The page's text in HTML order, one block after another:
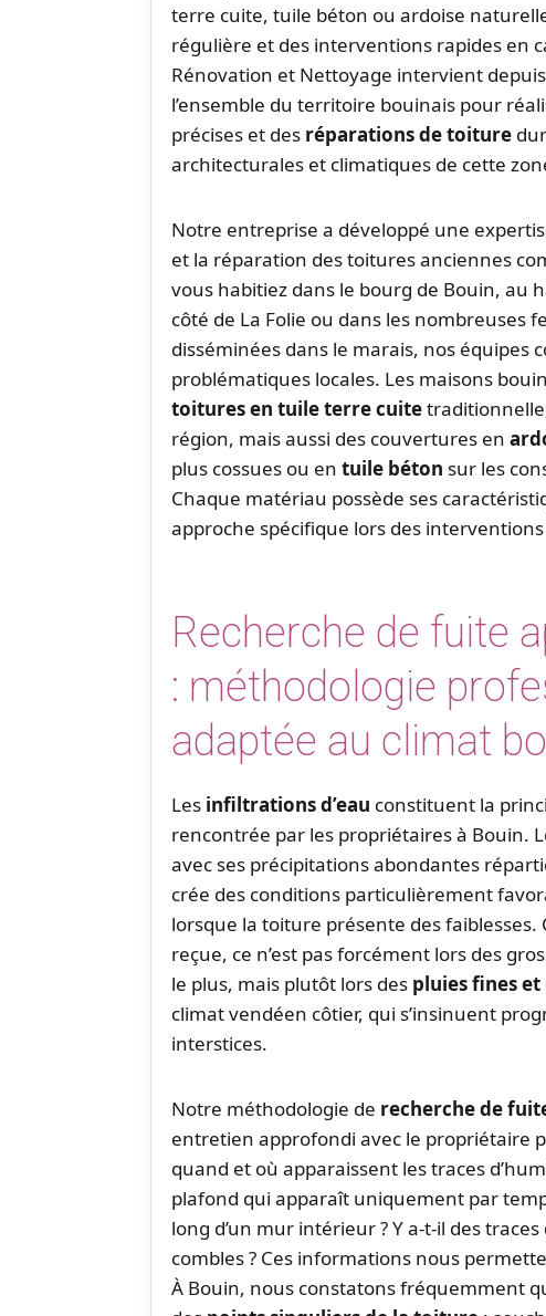
terre cuite, tuile béton ou ardoise
régulière et des interventions rapides en
Rénovation et Nettoyage intervient
l’ensemble du territoire bouinais pour
précises et des réparations de toiture
architecturales et climatiques de cette
Notre entreprise a développé une
et la réparation des toitures anciennes
vous habitiez dans le bourg de Bouin, au
côté de La Folie ou dans les nombreuses
disséminées dans le marais, nos équipes
problématiques locales. Les maisons
toitures en tuile terre cuite
région, mais aussi des couvertures en
plus cossues ou en tuile béton sur les
Chaque matériau possède ses
approche spécifique lors des
Recherche de fuite
: méthodologie
adaptée au climat
Les infiltrations d’eau constituent la
rencontrée par les propriétaires à Bouin.
avec ses précipitations abondantes
crée des conditions particulièrement
lorsque la toiture présente des
reçue, ce n’est pas forcément lors des
le plus, mais plutôt lors des pluies fines
climat vendéen côtier, qui s’insinuent
interstices.
Notre méthodologie de recherche de
entretien approfondi avec le propriétaire
quand et où apparaissent les traces
plafond qui apparaît uniquement par
long d’un mur intérieur ? Y a-t-il des
combles ? Ces informations nous
À Bouin, nous constatons fréquemment